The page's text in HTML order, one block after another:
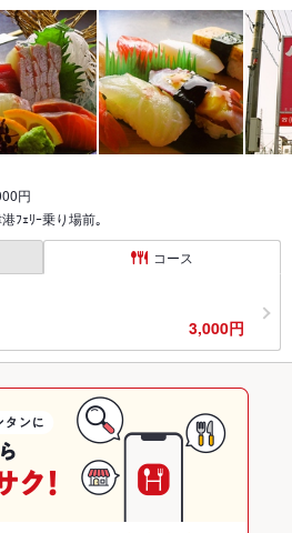
円
ﾌｪﾘｰ乗り場前｡
コース
3,000円